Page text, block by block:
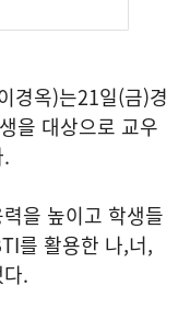
경옥)는21일(금)경
을 대상으로 교우
.
을 높이고 학생들
를 활용한 나,너,
.